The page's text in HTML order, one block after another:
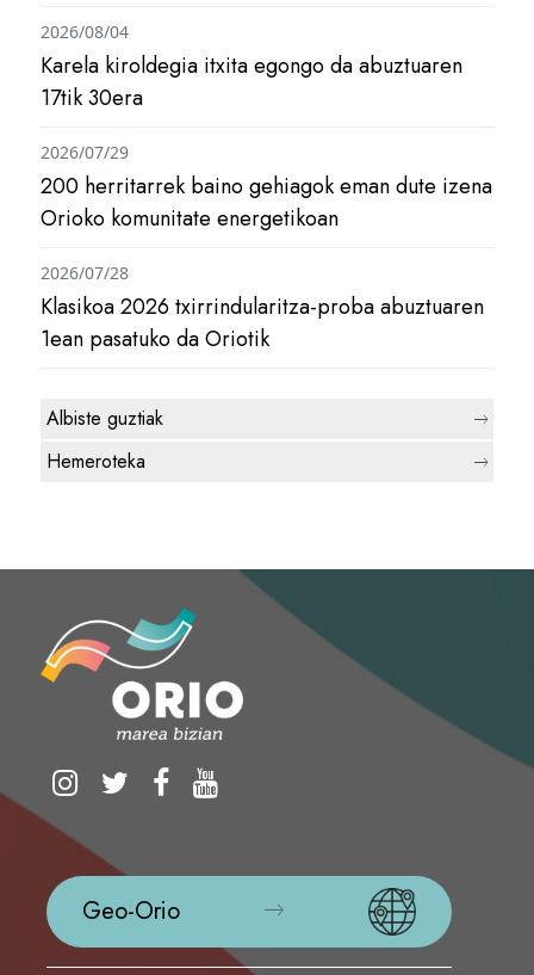
Karela kiroldegia itxita egongo da abuztuaren
17tik 30era
2026/08/04
200 herritarrek baino gehiagok eman dute izena
Orioko komunitate energetikoan
2026/07/29
Klasikoa 2026 txirrindularitza-proba abuztuaren
1ean pasatuko da Oriotik
2026/07/28
Albiste guztiak
Hemeroteka
Geo-Orio